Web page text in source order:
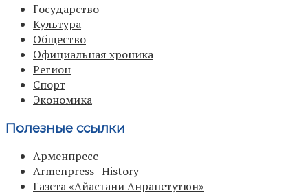
Государство
Культура
Общество
Официальная хроника
Регион
Спорт
Экономика
Полезные ссылки
Арменпресс
Armenpress | History
Газета «Айастани Анрапетутюн»